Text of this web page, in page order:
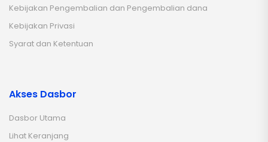
Kebijakan Pengembalian dan Pengembalian dana
Kebijakan Privasi
Syarat dan Ketentuan
Akses Dasbor
Dasbor Utama
Lihat Keranjang